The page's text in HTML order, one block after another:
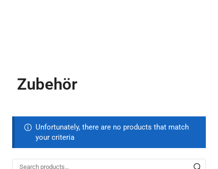
Zubehör
Unfortunately, there are no products that match
your criteria